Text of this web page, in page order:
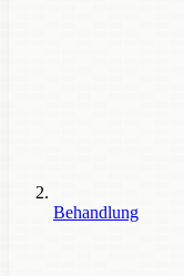
Behandlung